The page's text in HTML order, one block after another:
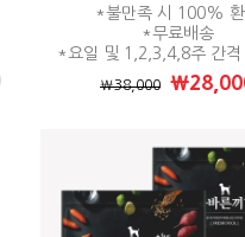
*불만족 시 100%
*무료배송
*요일 및 1,2,3,4,8주 간격
₩38,000